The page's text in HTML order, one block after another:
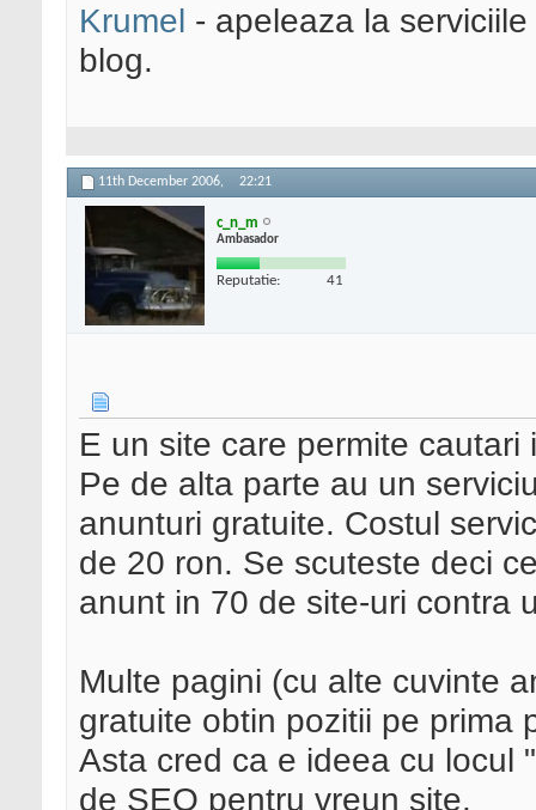
Krumel - apeleaza la
blog.
11th December 2006, 22:21
c_n_m
Ambasador
Reputatie: 41
E un site care permite
Pe de alta parte au un
anunturi gratuite. Costul
de 20 ron. Se scuteste deci
anunt in 70 de site-uri contra
Multe pagini (cu alte cuvinte
gratuite obtin pozitii pe prima
Asta cred ca e ideea cu locul
de SEO pentru vreun site.